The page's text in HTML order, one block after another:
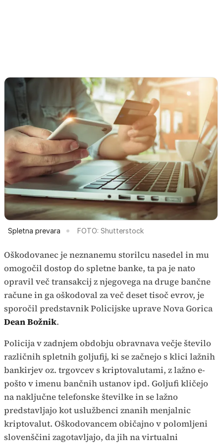
Spletna prevara FOTO: Shutterstock
Oškodovanec je neznanemu storilcu nasedel in mu
omogočil dostop do spletne banke, ta pa je nato
opravil več transakcij z njegovega na druge bančne
račune in ga oškodoval za več deset tisoč evrov, je
sporočil predstavnik Policijske uprave Nova Gorica
Dean Božnik.
Policija v zadnjem obdobju obravnava večje število
različnih spletnih goljufij, ki se začnejo s klici lažnih
bankirjev oz. trgovcev s kriptovalutami, z lažno e-
pošto v imenu bančnih ustanov ipd. Goljufi kličejo
na naključne telefonske številke in se lažno
predstavljajo kot uslužbenci znanih menjalnic
kriptovalut. Oškodovancem običajno v polomljeni
slovenščini zagotavljajo, da jih na virtualni